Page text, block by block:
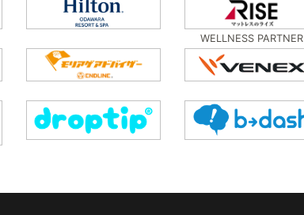
WELLNESS PARTNER